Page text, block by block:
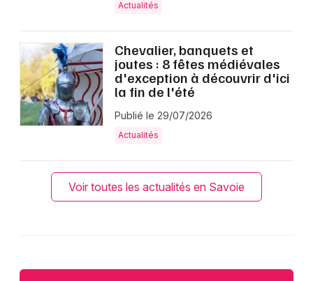
Actualités
Chevalier, banquets et
joutes : 8 fêtes médiévales
d'exception à découvrir d'ici
la fin de l'été
Publié le 29/07/2026
Actualités
Voir toutes les actualités en Savoie